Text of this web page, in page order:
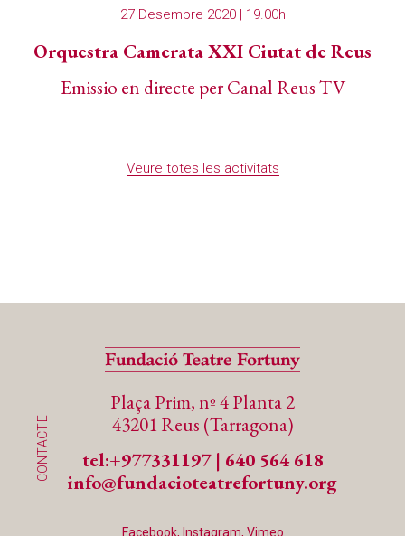
27 Desembre 2020 | 19.00h
Orquestra Camerata XXI Ciutat de Reus
Emissio en directe per Canal Reus TV
Veure totes les activitats
CONTACTE
Plaça Prim, nº 4 Planta 2
43201 Reus (Tarragona)
tel:+977331197| 640 564 618
info@fundacioteatrefortuny.org
Facebook, Instagram, Vimeo